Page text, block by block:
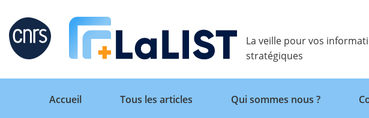
Retour
La veille pour vos
stratégiques
Retour
Accueil
Tous les articles Qui sommes nous ?